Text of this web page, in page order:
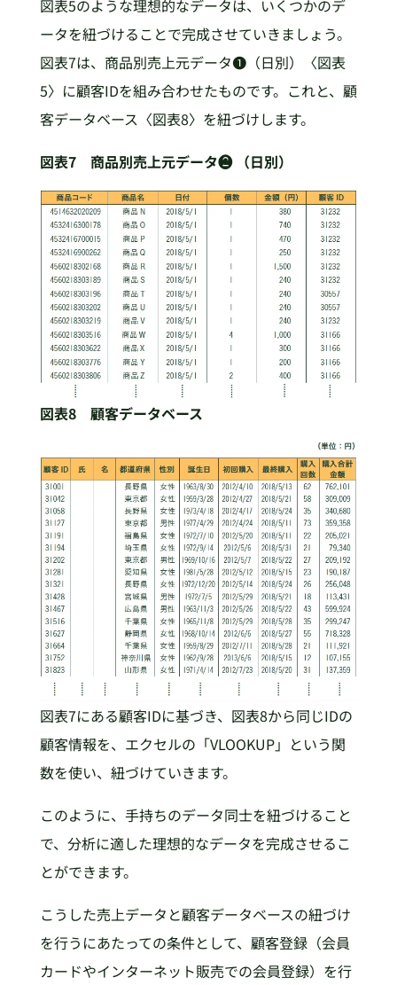
図表5のような理想的なデータは、いくつかのデ
ータを紐づけることで完成させていきましょう。
図表7は、商品別売上元データ❶（日別）〈図表
5〉に顧客IDを組み合わせたものです。これと、顧
客データベース〈図表8〉を紐づけします。
図表7 商品別売上元データ❷ （日別）
図表8 顧客データベース
図表7にある顧客IDに基づき、図表8から同じIDの
顧客情報を、エクセルの「VLOOKUP」という関
数を使い、紐づけていきます。
このように、手持ちのデータ同士を紐づけること
で、分析に適した理想的なデータを完成させるこ
とができます。
こうした売上データと顧客データベースの紐づけ
を行うにあたっての条件として、顧客登録（会員
カードやインターネット販売での会員登録）を行